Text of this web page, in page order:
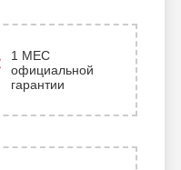
1 МЕС
официальной
гарантии